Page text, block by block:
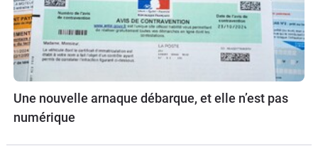
Une nouvelle arnaque débarque, et elle n’est pas
numérique